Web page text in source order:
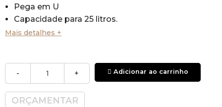
Pega em U
Capacidade para 25 litros.
Dimensões: 43x79x90 cm
• Saco e tampa não incluídos no Preço, são
vendidos separadamente (Ver relacionados).
Mais detalhes +
- + Adicionar ao carrinho
ORÇAMENTAR